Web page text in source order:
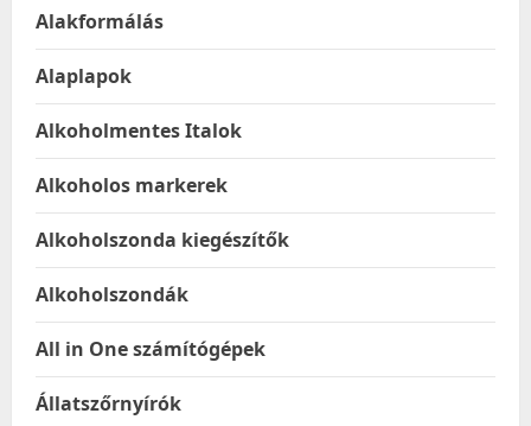
Alakformálás
Alaplapok
Alkoholmentes Italok
Alkoholos markerek
Alkoholszonda kiegészítők
Alkoholszondák
All in One számítógépek
Állatszőrnyírók